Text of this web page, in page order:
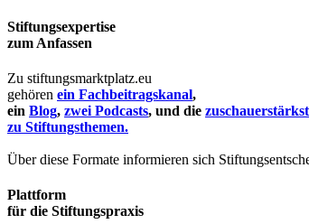
Stiftungsexpertise
zum Anfassen
Zu stiftungsmarktplatz.eu
gehören ein Fachbeitragskanal,
ein Blog, zwei Podcasts, und die
zu Stiftungsthemen.
Über diese Formate informieren sich
Plattform
für die Stiftungspraxis